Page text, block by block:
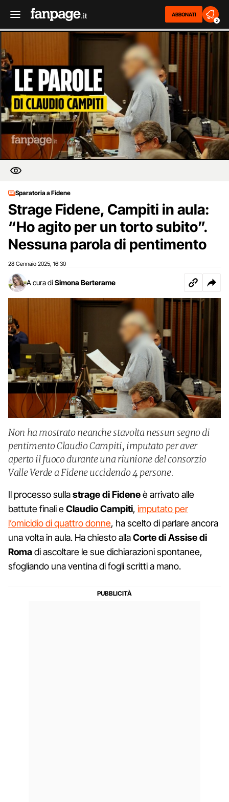
ABBONATI
2
Sparatoria a Fidene
Strage Fidene, Campiti in aula:
“Ho agito per un torto subito”.
Nessuna parola di pentimento
28 Gennaio 2025 16:30
A cura di Simona Berterame
Non ha mostrato neanche stavolta nessun segno di
pentimento Claudio Campiti, imputato per aver
aperto il fuoco durante una riunione del consorzio
Valle Verde a Fidene uccidendo 4 persone.
Il processo sullastrage di Fideneè arrivato alle
battute finali eClaudio Campiti, imputato per
l’omicidio di quattro donne, ha scelto di parlare ancora
una volta in aula. Ha chiesto allaCorte di Assise di
Romadi ascoltare le sue dichiarazioni spontanee,
sfogliando una ventina di fogli scritti a mano.